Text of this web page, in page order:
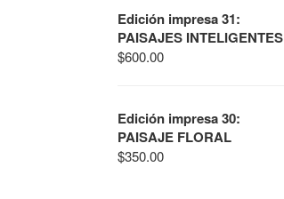
Edición impresa 31:
PAISAJES INTELIGENTES
$600.00
Edición impresa 30:
PAISAJE FLORAL
$350.00